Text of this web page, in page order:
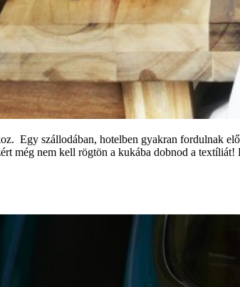
Egy szállodában, hotelben gyakran fordulnak
még nem kell rögtön a kukába dobnod a